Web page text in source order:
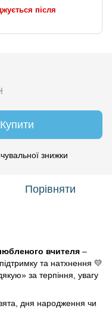
після
Купити
знижки
Порівняти
вчителя –
та натхнення 💛
за терпіння, увагу
дня народження чи